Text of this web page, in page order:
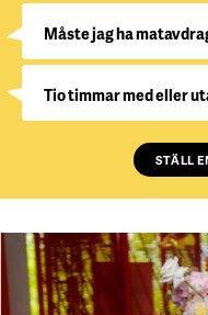
Måste jag ha
Tio timmar med eller
STÄLL